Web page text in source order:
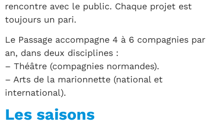
rencontre avec le public. Chaque projet est
toujours un pari.
Le Passage accompagne 4 à 6 compagnies par
an, dans deux disciplines :
– Théâtre (compagnies normandes).
– Arts de la marionnette (national et
international).
Les saisons